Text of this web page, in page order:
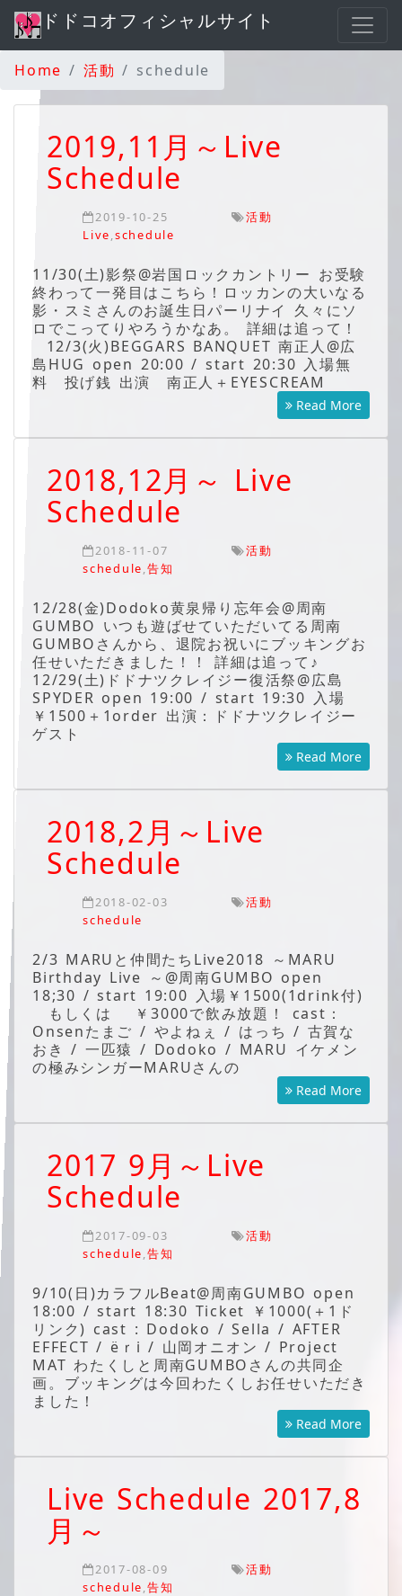
ドドコオフィシャルサイト
Home 活動 schedule
2019,11月～Live
Schedule
2019-10-25
活動
Live,schedule
11/30(土)影祭@岩国ロックカントリー お受験
終わって一発目はこちら！ロッカンの大いなる
影・スミさんのお誕生日パーリナイ 久々にソ
ロでこってりやろうかなあ。 詳細は追って！
12/3(火)BEGGARS BANQUET 南正人@広
島HUG open 20:00 / start 20:30 入場無
料 投げ銭 出演 南正人＋EYESCREAM
Read More
2018,12月～ Live
Schedule
2018-11-07
活動
schedule,告知
12/28(金)Dodoko黄泉帰り忘年会@周南
GUMBO いつも遊ばせていただいてる周南
GUMBOさんから、退院お祝いにブッキングお
任せいただきました！！ 詳細は追って♪
12/29(土)ドドナツクレイジー復活祭@広島
SPYDER open 19:00 / start 19:30 入場
￥1500＋1order 出演：ドドナツクレイジー
ゲスト
Read More
2018,2月～Live
Schedule
2018-02-03
活動
schedule
2/3 MARUと仲間たちLive2018 ～MARU
Birthday Live ～@周南GUMBO open
18;30 / start 19:00 入場￥1500(1drink付)
もしくは ￥3000で飲み放題！ cast：
Onsenたまご / やよねぇ / はっち / 古賀な
おき / 一匹猿 / Dodoko / MARU イケメン
の極みシンガーMARUさんの
Read More
2017 9月～Live
Schedule
2017-09-03
活動
schedule,告知
9/10(日)カラフルBeat@周南GUMBO open
18:00 / start 18:30 Ticket ￥1000(＋1ド
リンク) cast : Dodoko / Sella / AFTER
EFFECT / ёｒi / 山岡オニオン / Project
MAT わたくしと周南GUMBOさんの共同企
画。ブッキングは今回わたくしお任せいただき
ました！
Read More
Live Schedule 2017,8
月～
2017-08-09
活動
schedule,告知